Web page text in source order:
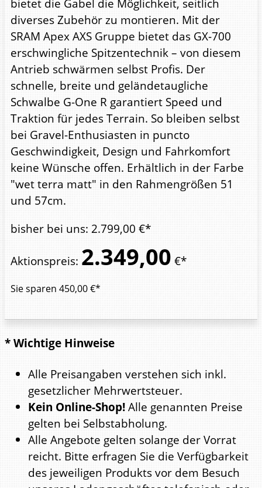
bietet die Gabel die Möglichkeit, seitlich
diverses Zubehör zu montieren. Mit der
SRAM Apex AXS Gruppe bietet das GX-700
erschwingliche Spitzentechnik – von diesem
Antrieb schwärmen selbst Profis. Der
schnelle, breite und geländetaugliche
Schwalbe G-One R garantiert Speed und
Traktion für jedes Terrain. So bleiben selbst
bei Gravel-Enthusiasten in puncto
Geschwindigkeit, Design und Fahrkomfort
keine Wünsche offen. Erhältlich in der Farbe
"wet terra matt" in den Rahmengrößen 51
und 57cm.
bisher bei uns: 2.799,00 €*
Aktionspreis: 2.349,00 €*
Sie sparen 450,00€*
* Wichtige Hinweise
Alle Preisangaben verstehen sich inkl.
gesetzlicher Mehrwertsteuer.
Kein Online-Shop!Alle genannten Preise
gelten bei Selbstabholung.
Alle Angebote gelten solange der Vorrat
reicht. Bitte erfragen Sie die Verfügbarkeit
des jeweiligen Produkts vor dem Besuch